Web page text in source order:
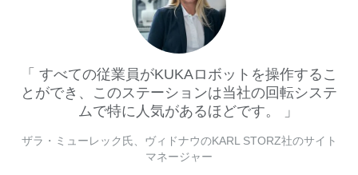
すべての従業員がKUKAロボットを操作するこ
とができ、このステーションは当社の回転システ
ムで特に人気があるほどです。
ザラ・ミューレック氏、ヴィドナウのKARL STORZ社のサイト
マネージャー